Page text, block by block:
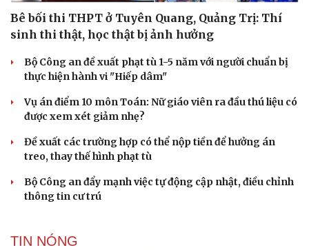
Tư vấn
Săn Tour
Câu chuyện thời sự
Bê bối thi THPT ở Tuyên Quang, Quảng Trị: Thí
sinh thi thật, học thật bị ảnh hưởng
Bộ Công an đề xuất phạt tù 1-5 năm với người chuẩn bị
thực hiện hành vi "Hiếp dâm"
Vụ án điểm 10 môn Toán: Nữ giáo viên ra đầu thú liệu có
được xem xét giảm nhẹ?
Đề xuất các trường hợp có thể nộp tiền để hưởng án
treo, thay thế hình phạt tù
Bộ Công an đẩy mạnh việc tự động cập nhật, điều chỉnh
thông tin cư trú
TIN NÓNG